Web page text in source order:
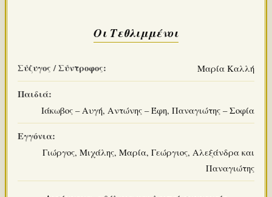
Οι Τεθλιμμένοι
Σύζυγος / Σύντροφος: Μαρία Καλλή
Παιδιά:
Ιάκωβος – Αυγή, Αντώνης – Έφη, Παναγιώτης – Σοφία
Εγγόνια:
Γιώργος, Μιχάλης, Μαρία, Γεώργιος, Αλεξάνδρα και
Παναγιώτης